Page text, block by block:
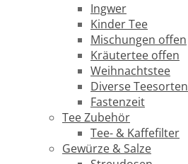
Ingwer
Kinder Tee
Mischungen offen
Kräutertee offen
Weihnachtstee
Diverse Teesorten
Fastenzeit
Tee Zubehör
Tee- & Kaffefilter
Gewürze & Salze